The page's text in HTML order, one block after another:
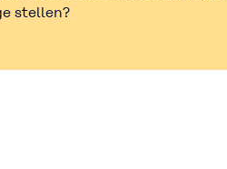
stellen?